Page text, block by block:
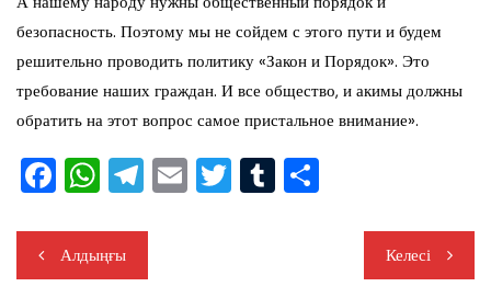
безопасность. Поэтому мы не сойдем с этого пути и будем
решительно проводить политику «Закон и Порядок». Это
требование наших граждан. И все общество, и акимы должны
обратить на этот вопрос самое пристальное внимание».
F
c
e
W
at
s
T
e
gr
E T T
Жазба
Алдыңғы Келесі